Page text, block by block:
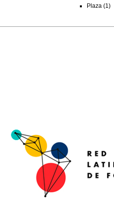
Plaza (1)